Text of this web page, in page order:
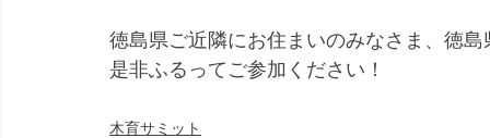
徳島県ご近隣にお住まいのみなさま、徳
是非ふるってご参加ください！
木育サミット